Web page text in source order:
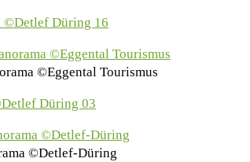
©Eggental Tourismus
©Detlef-Düring